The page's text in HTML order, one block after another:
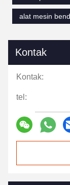
alat mesin
Kontak
Kontak:
tel: